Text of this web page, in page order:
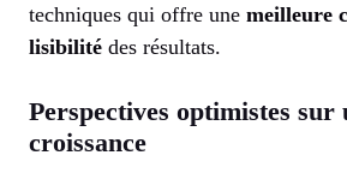
techniques qui offre une meilleure
lisibilité des résultats.
Perspectives optimistes sur
croissance